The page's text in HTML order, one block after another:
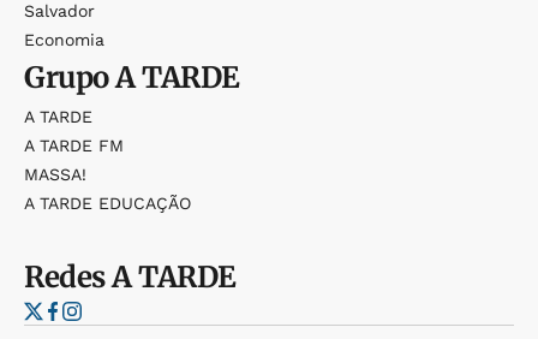
Salvador
Economia
GrupoA TARDE
A TARDE
A TARDE FM
MASSA!
A TARDE EDUCAÇÃO
RedesA TARDE